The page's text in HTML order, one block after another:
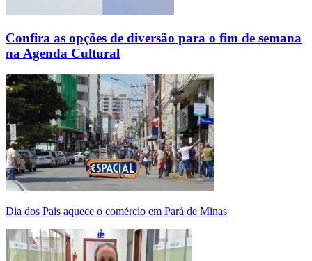
Confira as opções de diversão para o fim de semana
na Agenda Cultural
Dia dos Pais aquece o comércio em Pará de Minas